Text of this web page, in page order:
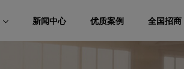
新闻中心 优质案例 全国招商